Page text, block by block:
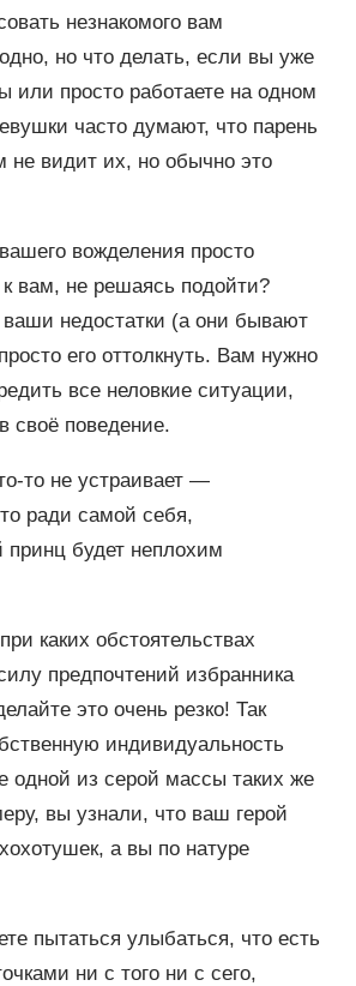
незнакомого вам
но что делать, если вы уже
или просто работаете на одном
часто думают, что парень
не видит их, но обычно это
вожделения просто
к вам, не решаясь подойти?
недостатки (а они бывают
его оттолкнуть. Вам нужно
все неловкие ситуации,
своё поведение.
то не устраивает —
ради самой себя,
принц будет неплохим
каких обстоятельствах
предпочтений избранника
это очень резко! Так
индивидуальность
одной из серой массы таких же
вы узнали, что ваш герой
а вы по натуре
пытаться улыбаться, что есть
ни с того ни с сего,